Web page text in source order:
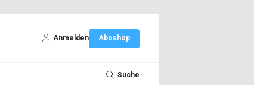
Anmelden Aboshop
Suche